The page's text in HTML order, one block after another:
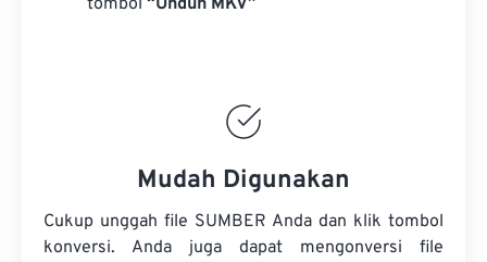
tombol “Unduh MKV”
Mudah Digunakan
Cukup unggah file SUMBER Anda dan klik tombol
konversi. Anda juga dapat mengonversi file